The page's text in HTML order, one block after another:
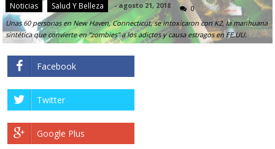
Noticias Salud Y Belleza -agosto 21, 2018
0
Unas 60 personas en New Haven, Connecticut, se intoxicaron con K2, la marihuana
sintética que convierte en "zombies" a los adictos y causa estragos en EE.UU.
Facebook
Twitter
Google Plus